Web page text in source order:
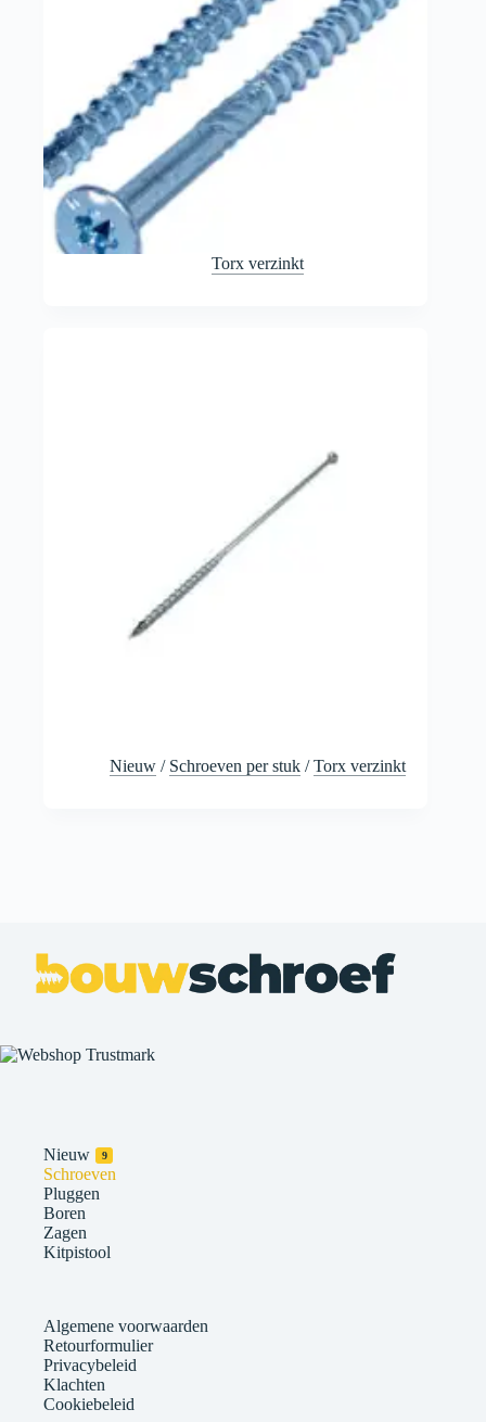
Torx verzinkt
Nieuw/ Schroeven per stuk/Torx verzinkt
Nieuw 9
Schroeven
Pluggen
Boren
Zagen
Kitpistool
Algemene voorwaarden
Retourformulier
Privacybeleid
Klachten
Cookiebeleid